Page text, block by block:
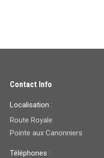
Contact Info
Localisation :
Route Royale
Pointe aux Canonniers
Téléphones :